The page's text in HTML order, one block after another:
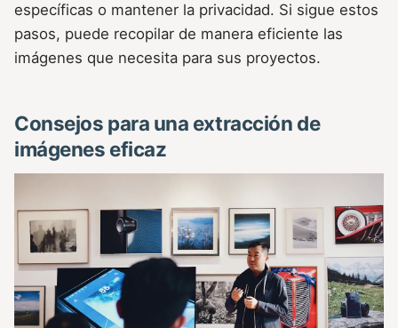
específicas o mantener la privacidad. Si sigue estos
pasos, puede recopilar de manera eficiente las
imágenes que necesita para sus proyectos.
Consejos para una extracción de
imágenes eficaz